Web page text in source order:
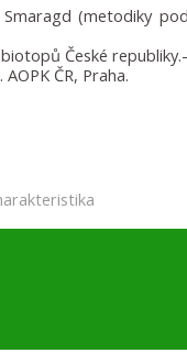
(metodiky
České
ČR, Praha.